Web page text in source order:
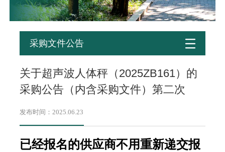
采购文件公告 
关于超声波人体秤（2025ZB161）的
采购公告（内含采购文件）第二次
发布时间：2025.06.23
已经报名的供应商不用重新递交报